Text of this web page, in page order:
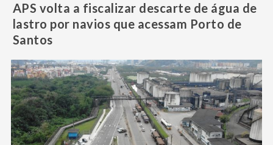
APS volta a fiscalizar descarte de água de
lastro por navios que acessam Porto de
Santos